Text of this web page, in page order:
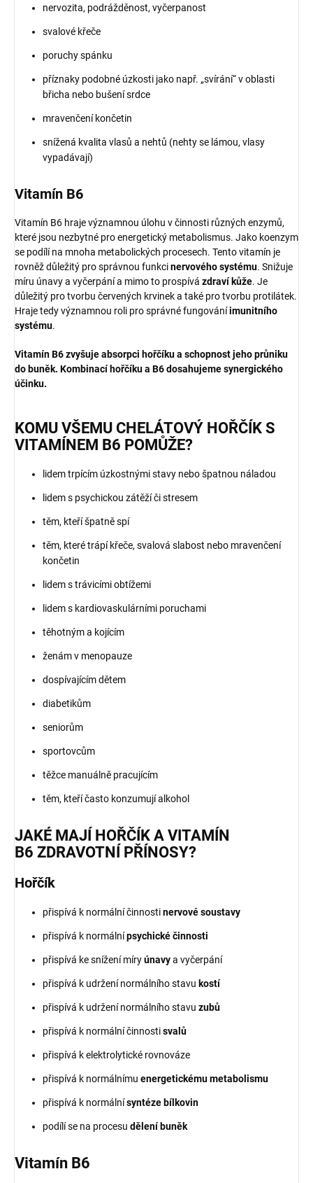
nervozita, podrážděnost, vyčerpanost
svalové křeče
poruchy spánku
příznaky podobné úzkosti jako např. „svírání“ v oblasti
břicha nebo bušení srdce
mravenčení končetin
snížená kvalita vlasů a nehtů (nehty se lámou, vlasy
vypadávají)
Vitamín B6
Vitamín B6 hraje významnou úlohu v činnosti různých enzymů,
které jsou nezbytné pro energetický metabolismus. Jako koenzym
se podílí na mnoha metabolických procesech. Tento vitamín je
rovněž důležitý pro správnou funkcinervového systému. Snižuje
míru únavy a vyčerpání a mimo to prospívá zdraví kůže. Je
důležitý pro tvorbu červených krvinek a také pro tvorbu protilátek.
Hraje tedy významnou roli pro správné fungováníimunitního
systému.
Vitamín B6 zvyšuje absorpci hořčíku a schopnost jeho průniku
do buněk. Kombinací hořčíku a B6 dosahujeme synergického
účinku.
KOMU VŠEMU CHELÁTOVÝ HOŘČÍK S
VITAMÍNEM B6 POMŮŽE?
lidem trpícím úzkostnými stavy nebo špatnou náladou
lidem s psychickou zátěží či stresem
těm, kteří špatně spí
těm, které trápí křeče, svalová slabost nebo mravenčení
končetin
lidem s trávicími obtížemi
lidem s kardiovaskulárními poruchami
těhotným a kojícím
ženám v menopauze
dospívajícím dětem
diabetikům
seniorům
sportovcům
těžce manuálně pracujícím
těm, kteří často konzumují alkohol
JAKÉ MAJÍ HOŘČÍK A VITAMÍN
B6 ZDRAVOTNÍ PŘÍNOSY?
Hořčík
přispívá k normální činnostinervové soustavy
přispívá k normálnípsychické činnosti
přispívá ke snížení míryúnavya vyčerpání
přispívá k udržení normálního stavu kostí
přispívá k udržení normálního stavu zubů
přispívá k normální činnostisvalů
přispívá k elektrolytické rovnováze
přispívá k normálnímu energetickému metabolismu
přispívá k normálnísyntéze bílkovin
podílí se na procesu dělení buněk
Vitamín B6